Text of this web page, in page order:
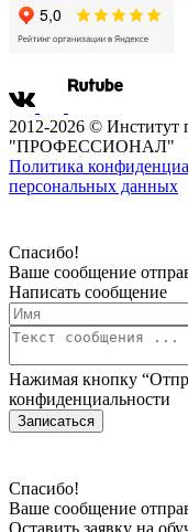
2012-2026 ©
"ПРОФЕССИОНАЛ"
Политика
персональных данных
Спасибо!
Ваше сообщение
Написать сообщение
Нажимая кнопку
конфиденциальности
Записаться
Спасибо!
Ваше сообщение
Оставить заявку на